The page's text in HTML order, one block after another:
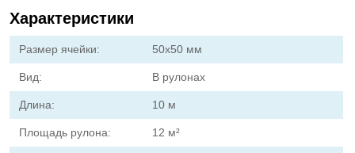
Характеристики
Размер ячейки: 50х50 мм
Вид: В рулонах
Длина: 10 м
Площадь рулона: 12 м²